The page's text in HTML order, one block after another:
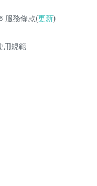
服務條款(更新)
用規範